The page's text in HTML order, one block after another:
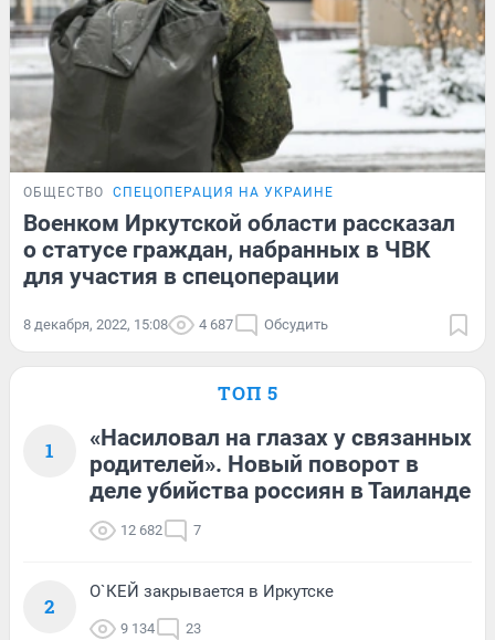
ОБЩЕСТВО СПЕЦОПЕРАЦИЯ НА УКРАИНЕ
Военком Иркутской области рассказал
о статусе граждан, набранных в ЧВК
для участия в спецоперации
8 декабря, 2022, 15:08 4 687 Обсудить
ТОП 5
1
«Насиловал на глазах у связанных
родителей». Новый поворот в
деле убийства россиян в Таиланде
12 682 7
2
О`КЕЙ закрывается в Иркутске
9 134 23